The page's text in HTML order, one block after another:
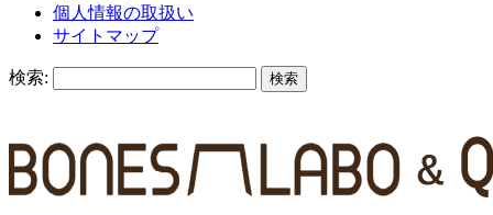
個人情報の取扱い
サイトマップ
検索: